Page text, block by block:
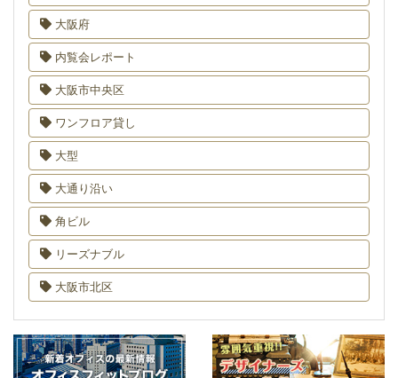
大阪府
内覧会レポート
大阪市中央区
ワンフロア貸し
大型
大通り沿い
角ビル
リーズナブル
大阪市北区